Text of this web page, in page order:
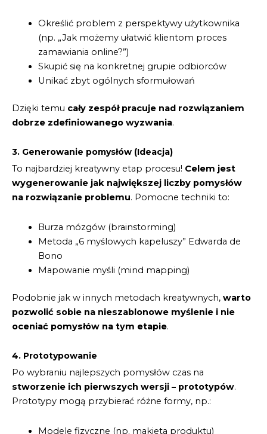
Określić problem z perspektywy użytkownika
(np. „Jak możemy ułatwić klientom proces
zamawiania online?”)
Skupić się na konkretnej grupie odbiorców
Unikać zbyt ogólnych sformułowań
Dzięki temu cały zespół pracuje nad rozwiązaniem
dobrze zdefiniowanego wyzwania.
3. Generowanie pomysłów (Ideacja)
To najbardziej kreatywny etap procesu! Celem jest
wygenerowanie jak największej liczby pomysłów
na rozwiązanie problemu. Pomocne techniki to:
Burza mózgów (brainstorming)
Metoda „6 myślowych kapeluszy” Edwarda de
Bono
Mapowanie myśli (mind mapping)
Podobnie jak w innych metodach kreatywnych, warto
pozwolić sobie na nieszablonowe myślenie i nie
oceniać pomysłów na tym etapie.
4. Prototypowanie
Po wybraniu najlepszych pomysłów czas na
stworzenie ich pierwszych wersji – prototypów.
Prototypy mogą przybierać różne formy, np.:
Modele fizyczne (np. makieta produktu)